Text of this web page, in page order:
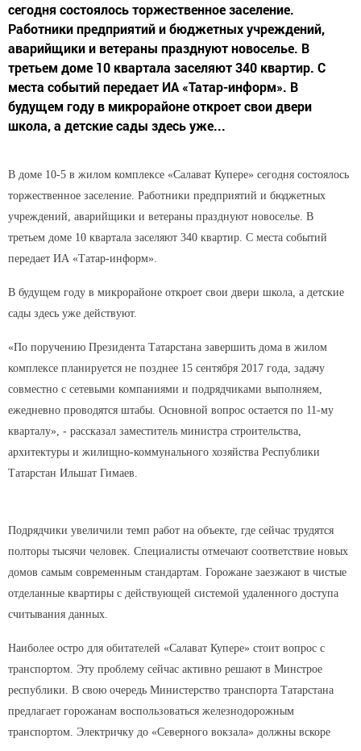
сегодня состоялось торжественное заселение.
Работники предприятий и бюджетных учреждений,
аварийщики и ветераны празднуют новоселье. В
третьем доме 10 квартала заселяют 340 квартир. С
места событий передает ИА «Татар-информ». В
будущем году в микрорайоне откроет свои двери
школа, а детские сады здесь уже...
В доме 10-5 в жилом комплексе «Салават Купере» сегодня состоялось
торжественное заселение. Работники предприятий и бюджетных
учреждений, аварийщики и ветераны празднуют новоселье. В
третьем доме 10 квартала заселяют 340 квартир. С места событий
передает ИА «Татар-информ».
В будущем году в микрорайоне откроет свои двери школа, а детские
сады здесь уже действуют.
«По поручению Президента Татарстана завершить дома в жилом
комплексе планируется не позднее 15 сентября 2017 года, задачу
совместно с сетевыми компаниями и подрядчиками выполняем,
ежедневно проводятся штабы. Основной вопрос остается по 11-му
кварталу», - рассказал заместитель министра строительства,
архитектуры и жилищно-коммунального хозяйства Республики
Татарстан Ильшат Гимаев.
Подрядчики увеличили темп работ на объекте, где сейчас трудятся
полторы тысячи человек. Специалисты отмечают соответствие новых
домов самым современным стандартам. Горожане заезжают в чистые
отделанные квартиры с действующей системой удаленного доступа
считывания данных.
Наиболее остро для обитателей «Салават Купере» стоит вопрос с
транспортом. Эту проблему сейчас активно решают в Минстрое
республики. В свою очередь Министерство транспорта Татарстана
предлагает горожанам воспользоваться железнодорожным
транспортом. Электричку до «Северного вокзала» должны вскоре